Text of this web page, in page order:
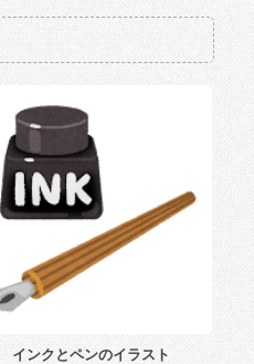
インクとペンのイラスト